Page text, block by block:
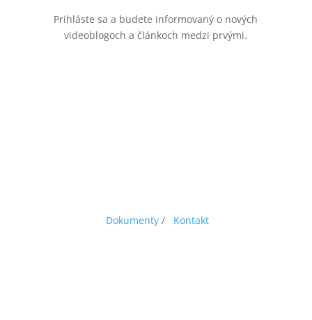
Prihláste sa a budete informovaný o nových
videoblogoch a článkoch medzi prvými.
Dokumenty/ Kontakt